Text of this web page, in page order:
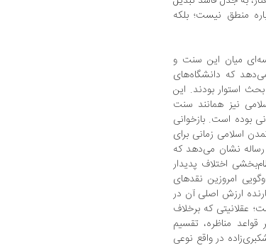
منطق نیست؛ بلکه
میان این سنت و
که دانشگاه‌های
استوار بودند. این
نیز همانند سنت
بوده است. بازخوانی
اسلامی زمانی برای
رساله نشان می‌دهد که
اختلاف پدیدار
امروزین نقدهای
ارزش اصلی آن در
عقلانیتی که برخلاف
مناظره، تقسیم
در واقع نوعی